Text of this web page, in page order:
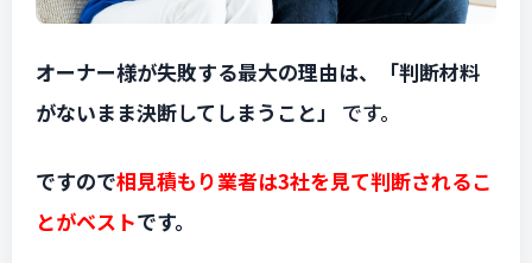
オーナー様が失敗する最大の理由は、「判断材料
がないまま決断してしまうこと」
です。
ですので相見積もり業者は3社を見て判断されるこ
とがベストです。